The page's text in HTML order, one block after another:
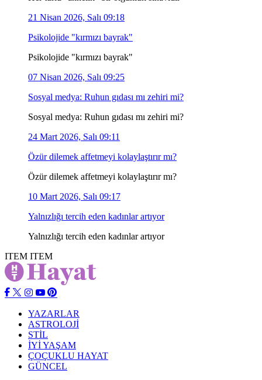
21 Nisan 2026, Salı 09:18
Psikolojide "kırmızı bayrak"
Psikolojide "kırmızı bayrak"
07 Nisan 2026, Salı 09:25
Sosyal medya: Ruhun gıdası mı zehiri mi?
Sosyal medya: Ruhun gıdası mı zehiri mi?
24 Mart 2026, Salı 09:11
Özür dilemek affetmeyi kolaylaştırır mı?
Özür dilemek affetmeyi kolaylaştırır mı?
10 Mart 2026, Salı 09:17
Yalnızlığı tercih eden kadınlar artıyor
Yalnızlığı tercih eden kadınlar artıyor
ITEM ITEM
YAZARLAR
ASTROLOJİ
STİL
İYİ YAŞAM
ÇOÇUKLU HAYAT
GÜNCEL